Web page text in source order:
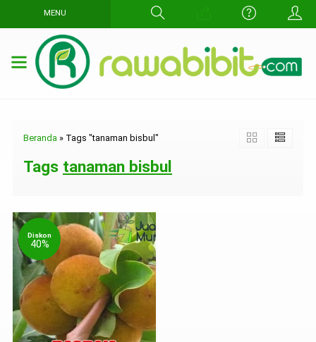
MENU
Beranda » Tags "tanaman bisbul"
Tags tanaman bisbul
Diskon
40%